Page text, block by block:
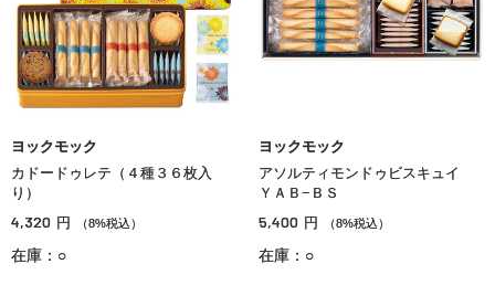
ヨックモック
カドードゥレテ（４種３６枚入
り）
4,320 円 （8%税込）
在庫：○
ヨックモック
アソルティモンドゥビスキュイ
ＹＡＢ−ＢＳ
5,400 円 （8%税込）
在庫：○